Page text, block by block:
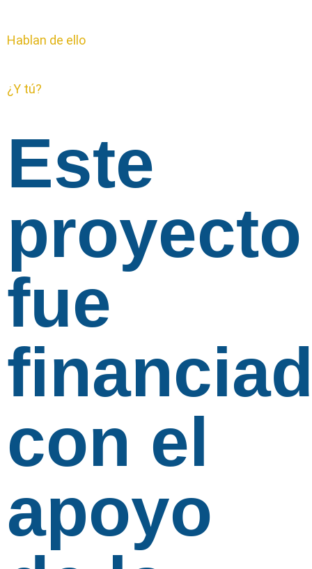
Hablan de ello
¿Y tú?
Este
proyecto
fue
con el
apoyo